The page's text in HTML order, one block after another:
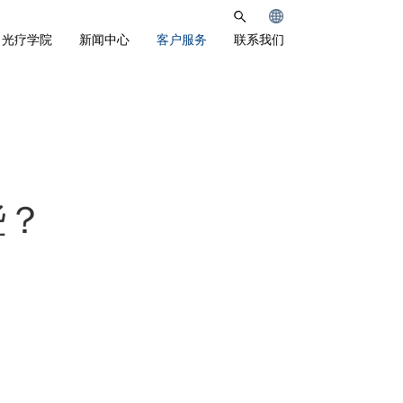
光疗学院 新闻中心 客户服务 联系我们